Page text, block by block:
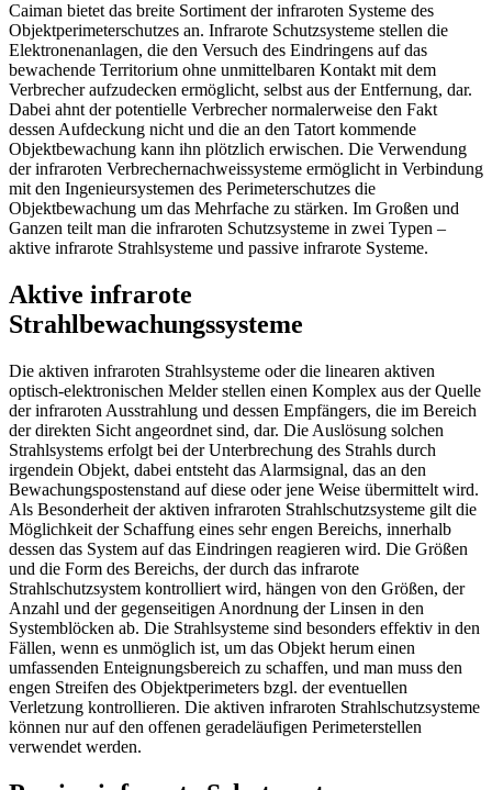
Caiman bietet das breite Sortiment der infraroten Systeme des
Objektperimeterschutzes an. Infrarote Schutzsysteme stellen die
Elektronenanlagen, die den Versuch des Eindringens auf das
bewachende Territorium ohne unmittelbaren Kontakt mit dem
Verbrecher aufzudecken ermöglicht, selbst aus der Entfernung, dar.
Dabei ahnt der potentielle Verbrecher normalerweise den Fakt
dessen Aufdeckung nicht und die an den Tatort kommende
Objektbewachung kann ihn plötzlich erwischen. Die Verwendung
der infraroten Verbrechernachweissysteme ermöglicht in Verbindung
mit den Ingenieursystemen des Perimeterschutzes die
Objektbewachung um das Mehrfache zu stärken. Im Großen und
Ganzen teilt man die infraroten Schutzsysteme in zwei Typen –
aktive infrarote Strahlsysteme und passive infrarote Systeme.
Aktive infrarote
Strahlbewachungssysteme
Die aktiven infraroten Strahlsysteme oder die linearen aktiven
optisch-elektronischen Melder stellen einen Komplex aus der Quelle
der infraroten Ausstrahlung und dessen Empfängers, die im Bereich
der direkten Sicht angeordnet sind, dar. Die Auslösung solchen
Strahlsystems erfolgt bei der Unterbrechung des Strahls durch
irgendein Objekt, dabei entsteht das Alarmsignal, das an den
Bewachungspostenstand auf diese oder jene Weise übermittelt wird.
Als Besonderheit der aktiven infraroten Strahlschutzsysteme gilt die
Möglichkeit der Schaffung eines sehr engen Bereichs, innerhalb
dessen das System auf das Eindringen reagieren wird. Die Größen
und die Form des Bereichs, der durch das infrarote
Strahlschutzsystem kontrolliert wird, hängen von den Größen, der
Anzahl und der gegenseitigen Anordnung der Linsen in den
Systemblöcken ab. Die Strahlsysteme sind besonders effektiv in den
Fällen, wenn es unmöglich ist, um das Objekt herum einen
umfassenden Enteignungsbereich zu schaffen, und man muss den
engen Streifen des Objektperimeters bzgl. der eventuellen
Verletzung kontrollieren. Die aktiven infraroten Strahlschutzsysteme
können nur auf den offenen geradeläufigen Perimeterstellen
verwendet werden.